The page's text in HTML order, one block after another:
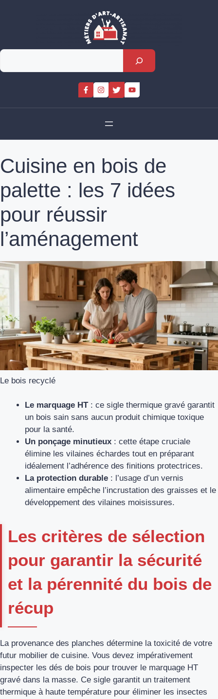
Rechercher
Cuisine en bois de
palette : les 7 idées
pour réussir
l’aménagement
Le bois recyclé
Le marquage HT: ce sigle thermique gravé garantit
un bois sain sans aucun produit chimique toxique
pour la santé.
Un ponçage minutieux : cette étape cruciale
élimine les vilaines échardes tout en préparant
idéalement l’adhérence des finitions protectrices.
La protection durable : l’usage d’un vernis
alimentaire empêche l’incrustation des graisses et le
développement des vilaines moisissures.
Les critères de sélection
pour garantir la sécurité
et la pérennité du bois de
récup
La provenance des planches détermine la toxicité de votre
futur mobilier de cuisine. Vous devez impérativement
inspecter les dés de bois pour trouver le marquage HT
gravé dans la masse. Ce sigle garantit un traitement
thermique à haute température pour éliminer les insectes